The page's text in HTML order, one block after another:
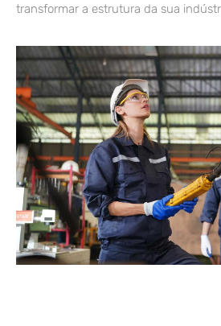
transformar a estrutura da sua